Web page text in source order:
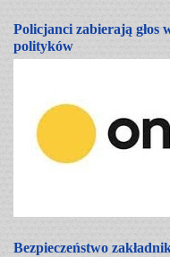
Policjanci zabierają głos
polityków
Bezpieczeństwo